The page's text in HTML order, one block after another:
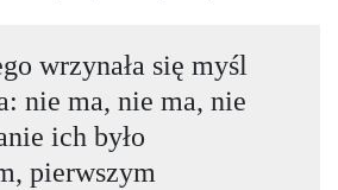
wrzynała się myśl
nie ma, nie ma, nie
ich było
pierwszym